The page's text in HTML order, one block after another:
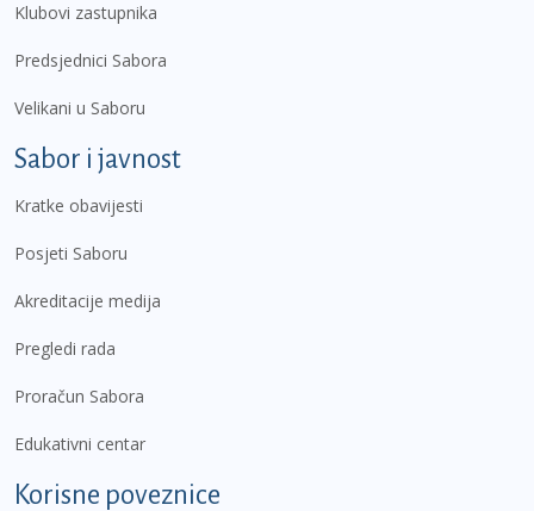
Klubovi zastupnika
Predsjednici Sabora
Velikani u Saboru
Sabor i javnost
Kratke obavijesti
Posjeti Saboru
Akreditacije medija
Pregledi rada
Proračun Sabora
Edukativni centar
Korisne poveznice